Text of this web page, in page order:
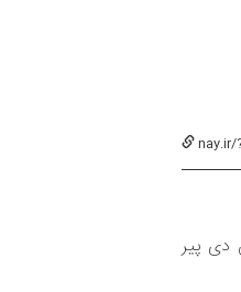
nay.ir/
دی پیر